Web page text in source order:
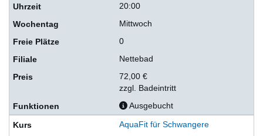
20:00
Mittwoch
0
Nettebad
72,00 €
zzgl. Badeintritt
Ausgebucht
AquaFit für Schwangere